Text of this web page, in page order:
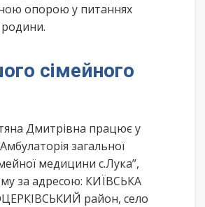
опорою у питаннях
родини.
сімейного
Дмитрівна працює у
загальної
медицини с.Лука”,
за адресою: КИЇВСЬКА
район, село